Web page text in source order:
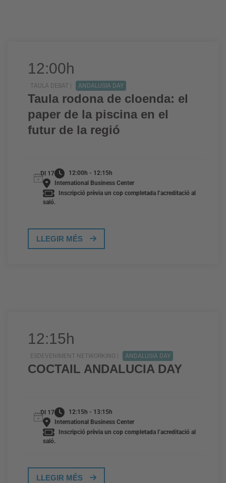
12:00h
TAULA DEBAT | ANDALUSIA DAY
Taula rodona de cloenda: el
paper de la piscina en el
futur de la regió
Dl 17
12:00h - 12:15h
International Business Center
Inscripció prèvia un cop completada l’acreditació al
saló.
LLEGIR MÉS
12:15h
ESDEVENIMENT NETWORKING | ANDALUSIA DAY
COCTAIL ANDALUCIA DAY
Dl 17
12:15h - 13:15h
International Business Center
Inscripció prèvia un cop completada l’acreditació al
saló.
LLEGIR MÉS